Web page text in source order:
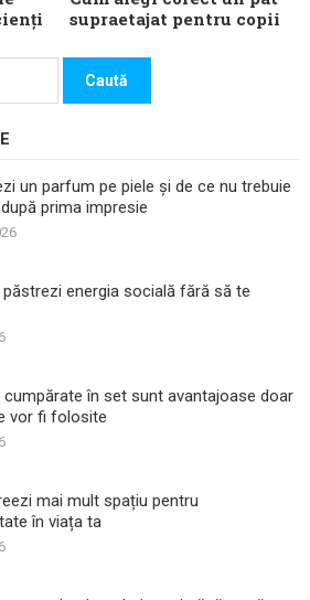
supraetajat pentru copii
un parfum pe piele și de ce nu trebuie
prima impresie
energia socială fără să te
cumpărate în set sunt avantajoase doar
vor fi folosite
mai mult spațiu pentru
în viața ta